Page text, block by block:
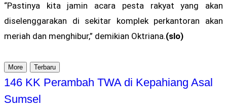
“Pastinya kita jamin acara pesta rakyat yang akan
diselenggarakan di sekitar komplek perkantoran akan
meriah dan menghibur,” demikian Oktriana.(slo)
More Terbaru
146 KK Perambah TWA di Kepahiang Asal
Sumsel